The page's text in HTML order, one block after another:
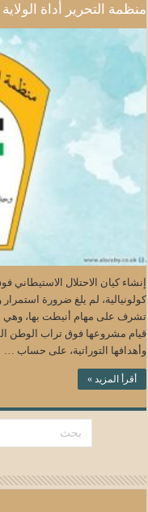
منظمة التحرير أداة
كولونيالية، لم يلغ ضرورة
تشرف على مهام أنيطت بها، وهي
قيام مشروعها فوق تراب الوطن
وأهدافها التوراتية، على حساب …
أقرأ المزيد »